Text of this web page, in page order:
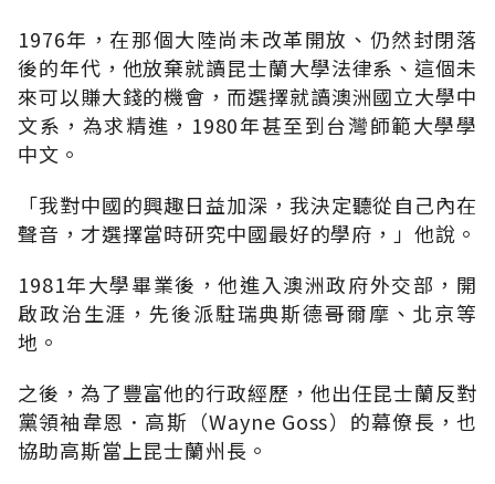
1976年，在那個大陸尚未改革開放、仍然封閉落
後的年代，他放棄就讀昆士蘭大學法律系、這個未
來可以賺大錢的機會，而選擇就讀澳洲國立大學中
文系，為求精進，1980年甚至到台灣師範大學學
中文。
「我對中國的興趣日益加深，我決定聽從自己內在
聲音，才選擇當時研究中國最好的學府，」他說。
1981年大學畢業後，他進入澳洲政府外交部，開
啟政治生涯，先後派駐瑞典斯德哥爾摩、北京等
地。
之後，為了豐富他的行政經歷，他出任昆士蘭反對
黨領袖韋恩．高斯（Wayne Goss）的幕僚長，也
協助高斯當上昆士蘭州長。